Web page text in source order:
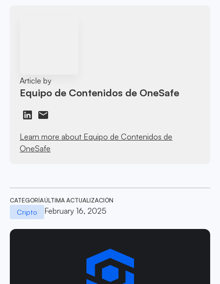
Article by
Equipo de Contenidos de OneSafe
Learn more about Equipo de Contenidos de
OneSafe
CATEGORÍA
Cripto
ÚLTIMA ACTUALIZACIÓN
February 16, 2025